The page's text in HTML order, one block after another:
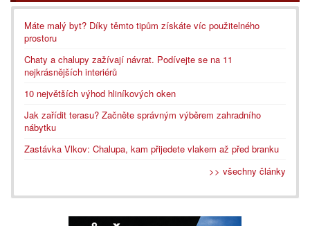
Máte malý byt? Díky těmto tipům získáte víc použitelného
prostoru
Chaty a chalupy zažívají návrat. Podívejte se na 11
nejkrásnějších interiérů
10 největších výhod hliníkových oken
Jak zařídit terasu? Začněte správným výběrem zahradního
nábytku
Zastávka Vlkov: Chalupa, kam přijedete vlakem až před branku
>> všechny články